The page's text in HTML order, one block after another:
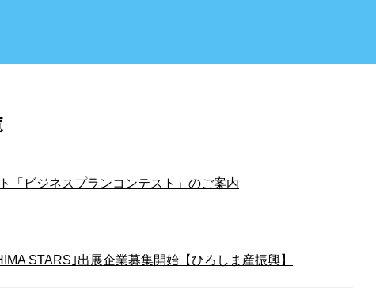
「ビジネスプランコンテスト」のご案内
STARS｣出展企業募集開始【ひろしま産振興】